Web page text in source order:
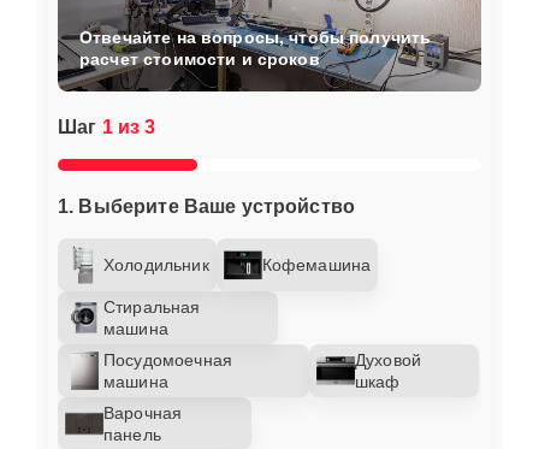
Шаг 1 из 3
1. Выберите Ваше устройство
Холодильник Кофемашина
Стиральная
машина
Посудомоечная
машина
Духовой
шкаф
Варочная
панель
Отвечайте на вопросы, чтобы получить
расчет стоимости и сроков